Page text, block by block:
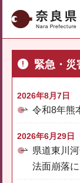
奈良県
緊急・災
2026年8月7日
令和8年熊
2026年6月29日
県道東川
法面崩落